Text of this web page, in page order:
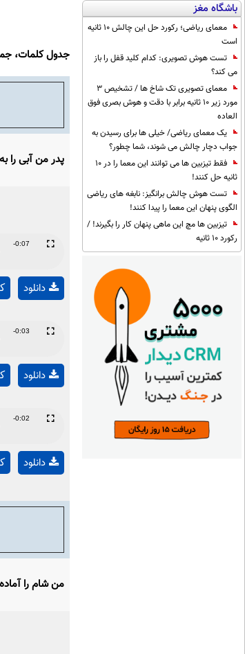
باشگاه مغز
معمای ریاضی؛ رکورد حل این چالش 10 ثانیه
است
تست هوش تصویری: کدام کلید قفل را باز
می کند؟
معمای تصویری تک شاخ ها / تشخیص 3
مورد زیر 10 ثانیه برابر با دقت و هوش بصری فوق
العاده
یک معمای ریاضی/ خیلی ها برای رسیدن به
جواب دچار چالش می شوند، شما چطور؟
فقط تیزبین ها می توانند این معما را در 10
ثانیه حل کنند!
تست هوش چالش برانگیز: نابغه های ریاضی
الگوی پنهان این معما را پیدا کنند!
تیزبین ها مچ این ماهی پنهان کار را بگیرند! /
رکورد 10 ثانیه
جدول کلمات،
پدر من آبی را
Remaining
-0:07
دانلود
Remaining
-0:03
دانلود
Remaining
-0:02
دانلود
من شام را